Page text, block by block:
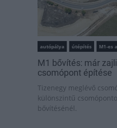
autópálya útépítés M1-es
M1 bővítés: már
csomópont építése
Tizenegy meglévő
különszintű
bővítésénél.